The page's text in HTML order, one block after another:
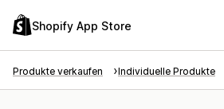
Shopify App Store
Produkte verkaufen Individuelle Produkte